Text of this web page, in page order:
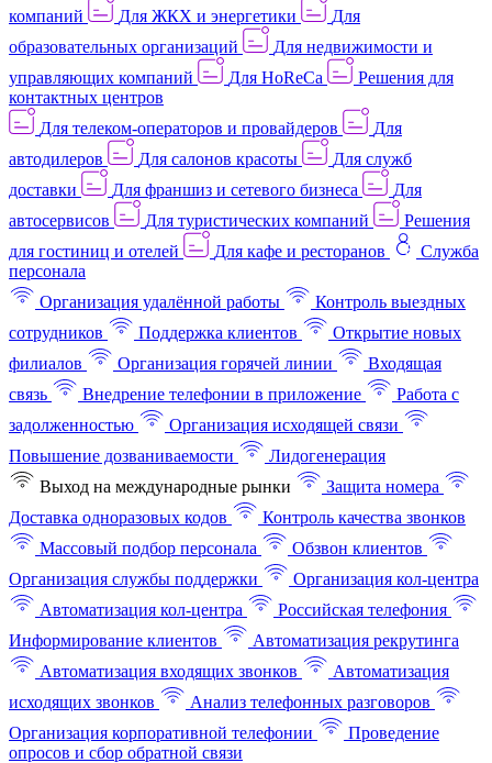
компаний
Для ЖКХ и энергетики
Для
образовательных организаций
Для недвижимости и
управляющих компаний
Для HoReCa
Решения для
контактных центров
Для телеком-операторов и провайдеров
Для
автодилеров
Для салонов красоты
Для служб
доставки
Для франшиз и сетевого бизнеса
Для
автосервисов
Для туристических компаний
Решения
для гостиниц и отелей
Для кафе и ресторанов
Служба
персонала
Организация удалённой работы
Контроль выездных
сотрудников
Поддержка клиентов
Открытие новых
филиалов
Организация горячей линии
Входящая
связь
Внедрение телефонии в приложение
Работа с
задолженностью
Организация исходящей связи
Повышение дозваниваемости
Лидогенерация
Выход на международные рынки
Защита номера
Доставка одноразовых кодов
Контроль качества звонков
Массовый подбор персонала
Обзвон клиентов
Организация службы поддержки
Организация кол-центра
Автоматизация кол-центра
Российская телефония
Информирование клиентов
Автоматизация рекрутинга
Автоматизация входящих звонков
Автоматизация
исходящих звонков
Анализ телефонных разговоров
Организация корпоративной телефонии
Проведение
опросов и сбор обратной связи